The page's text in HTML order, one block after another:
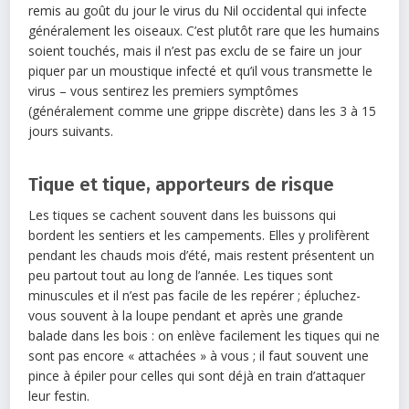
remis au goût du jour le virus du Nil occidental qui infecte
généralement les oiseaux. C’est plutôt rare que les humains
soient touchés, mais il n’est pas exclu de se faire un jour
piquer par un moustique infecté et qu’il vous transmette le
virus – vous sentirez les premiers symptômes
(généralement comme une grippe discrète) dans les 3 à 15
jours suivants.
Tique et tique, apporteurs de risque
Les tiques se cachent souvent dans les buissons qui
bordent les sentiers et les campements. Elles y prolifèrent
pendant les chauds mois d’été, mais restent présentent un
peu partout tout au long de l’année. Les tiques sont
minuscules et il n’est pas facile de les repérer ; épluchez-
vous souvent à la loupe pendant et après une grande
balade dans les bois : on enlève facilement les tiques qui ne
sont pas encore « attachées » à vous ; il faut souvent une
pince à épiler pour celles qui sont déjà en train d’attaquer
leur festin.